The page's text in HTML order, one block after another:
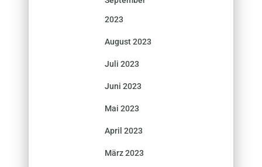
2023
August 2023
Juli 2023
Juni 2023
Mai 2023
April 2023
März 2023